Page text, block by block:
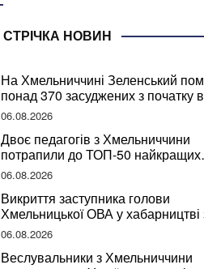
СТРІЧКА НОВИН
На Хмельниччині Зеленський
понад 370 засуджених з початку
06.08.2026
Двоє педагогів з Хмельниччини
потрапили до ТОП-50 найкращих
учителів України
06.08.2026
Викриття заступника голови
Хмельницької ОВА у хабарництві
підписання контрактів на ремонт
06.08.2026
Веслувальники з Хмельниччини